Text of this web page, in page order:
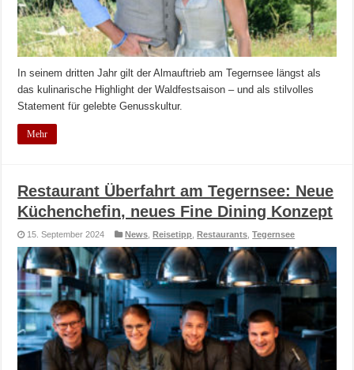
In seinem dritten Jahr gilt der Almauftrieb am Tegernsee längst als
das kulinarische Highlight der Waldfestsaison – und als stilvolles
Statement für gelebte Genusskultur.
Mehr
Restaurant Überfahrt am Tegernsee: Neue
Küchenchefin, neues Fine Dining Konzept
15. September 2024 News ,Reisetipp ,Restaurants ,Tegernsee